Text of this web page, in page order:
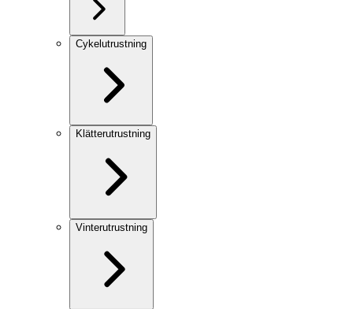
Cykelutrustning
Klätterutrustning
Vinterutrustning